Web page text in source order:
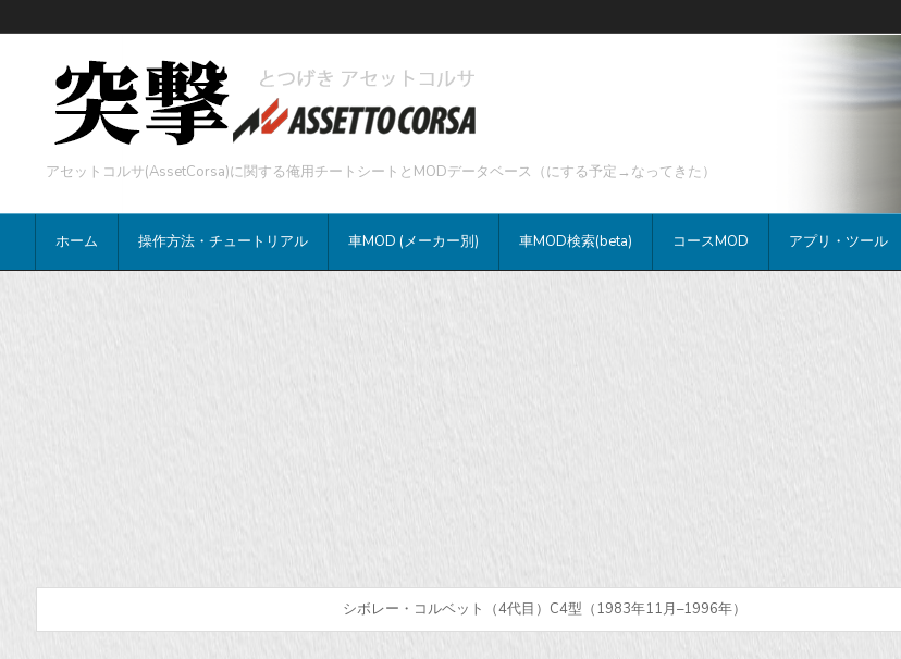
アセットコルサ(AssetCorsa)に関する俺用チートシートとMODデータベース（にする予定→なってきた）
ホーム 操作方法・チュートリアル 車MOD (メーカー別) 車MOD検索(beta) コースMOD アプリ・ツール
シボレー・コルベット（4代目）C4型（1983年11月–1996年）